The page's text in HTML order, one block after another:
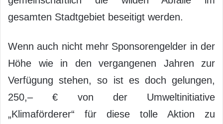
gesamten Stadtgebiet beseitigt werden.
Wenn auch nicht mehr Sponsorengelder in der
Höhe wie in den vergangenen Jahren zur
Verfügung stehen, so ist es doch gelungen,
250,– € von der Umweltinitiative
„Klimaförderer“ für diese tolle Aktion zu